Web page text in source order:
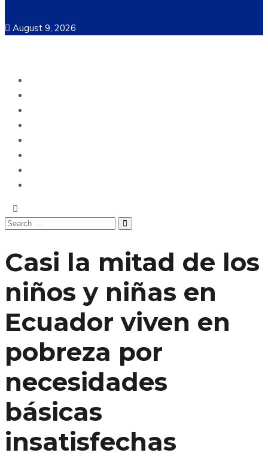
August 9, 2026
Casi la mitad de los
niños y niñas en
Ecuador viven en
pobreza por
necesidades
básicas
insatisfechas